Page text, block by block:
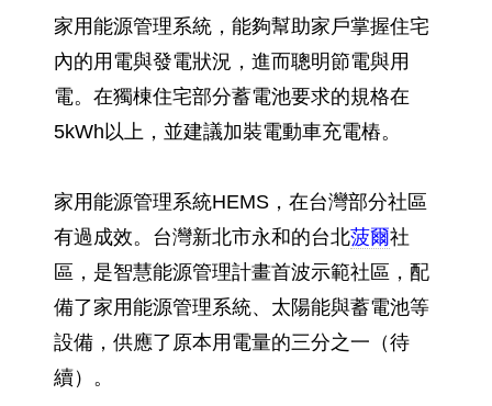
家用能源管理系統，能夠幫助家戶掌握住宅
內的用電與發電狀況，進而聰明節電與用
電。在獨棟住宅部分蓄電池要求的規格在
5kWh以上，並建議加裝電動車充電樁。
家用能源管理系統HEMS，在台灣部分社區
有過成效。台灣新北市永和的台北菠爾社
區，是智慧能源管理計畫首波示範社區，配
備了家用能源管理系統、太陽能與蓄電池等
設備，供應了原本用電量的三分之一（待
續）。